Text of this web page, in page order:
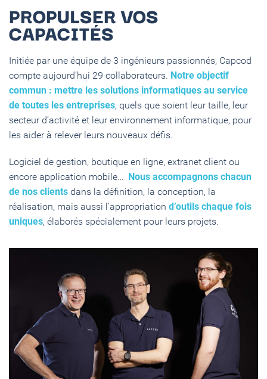
PROPULSER VOS
CAPACITÉS
Initiée par une équipe de 3 ingénieurs passionnés, Capcod
compte aujourd’hui 29 collaborateurs. Notre objectif
commun : mettre les solutions informatiques au service
de toutes les entreprises, quels que soient leur taille, leur
secteur d’activité et leur environnement informatique, pour
les aider à relever leurs nouveaux défis.
Logiciel de gestion, boutique en ligne, extranet client ou
encore application mobile… Nous accompagnons chacun
de nos clients dans la définition, la conception, la
réalisation, mais aussi l’appropriation d’outils chaque fois
uniques, élaborés spécialement pour leurs projets.